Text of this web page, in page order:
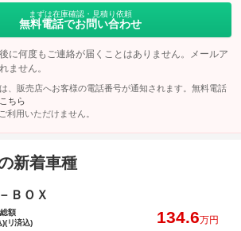
まずは在庫確認・見積り依頼
無料電話でお問い合わせ
に何度もご連絡が届くことはありません。メールア
ません。
、販売店へお客様の電話番号が通知されます。無料電話
こちら
利用いただけません。
新着車種
ＢＯＸ
額
)(リ済込)
134.6万円